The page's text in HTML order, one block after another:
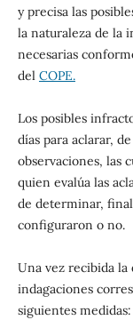
y precisa las
la naturaleza de la
necesarias
del COPE.
Los posibles
días para aclarar,
observaciones, las
quien evalúa las
de determinar,
configuraron o no.
Una vez recibida
indagaciones
siguientes medidas: